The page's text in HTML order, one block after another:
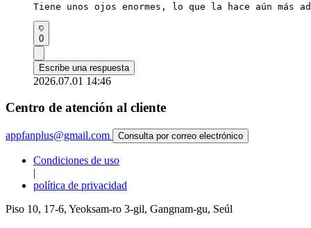
Tiene unos ojos enormes, lo que la hace aún más
0
Escribe una respuesta
2026.07.01 14:46
Centro de atención al cliente
appfanplus@gmail.com Consulta por correo electrónico
Condiciones de uso
|
política de privacidad
Piso 10, 17-6, Yeoksam-ro 3-gil, Gangnam-gu, Seúl